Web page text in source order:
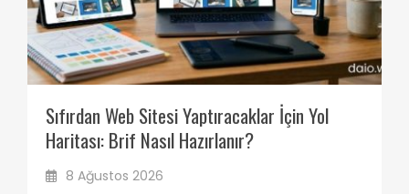
Sıfırdan Web Sitesi Yaptıracaklar İçin Yol
Haritası: Brif Nasıl Hazırlanır?
8 Ağustos 2026